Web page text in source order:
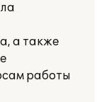
а также
работы